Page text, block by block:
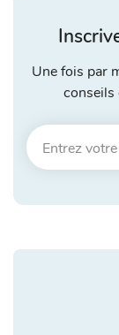
Une fois par
conseils